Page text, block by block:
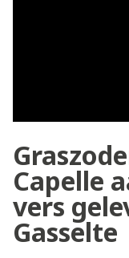
Capelle
vers
Gasselte